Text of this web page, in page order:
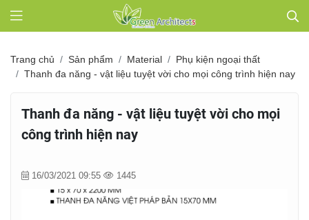
Trang chủ Sản phẩm Material
Phụ kiện ngoại thất
Thanh đa năng - vật liệu tuyệt vời cho mọi công trình hiện nay
Thanh đa năng - vật liệu tuyệt vời cho mọi
công trình hiện nay
16/03/2021 09:55 1445